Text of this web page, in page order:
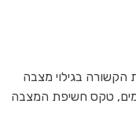
הקשורה בגילוי מצבה
לאחר תקופה של 30 ימים שבה המשפחה מתמודדת עם האבל בצורה רוחנית ומעשית. לאחר 30 ימים, טקס חשיפת המצבה